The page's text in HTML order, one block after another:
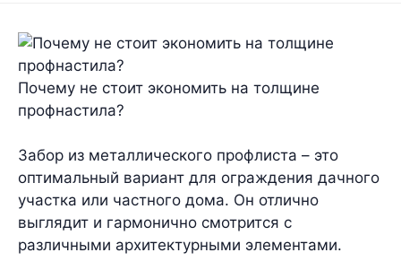
Почему не стоит экономить на толщине
профнастила?
Забор из металлического профлиста – это
оптимальный вариант для ограждения дачного
участка или частного дома. Он отлично
выглядит и гармонично смотрится с
различными архитектурными элементами.